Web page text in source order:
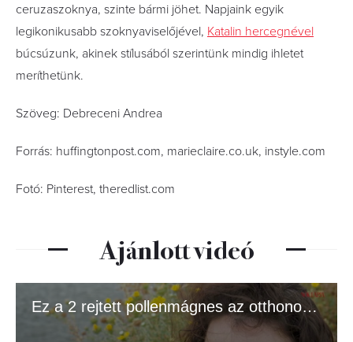
ceruzaszoknya, szinte bármi jöhet. Napjaink egyik
legikonikusabb szoknyaviselőjével, Katalin hercegnével
búcsúzunk, akinek stílusából szerintünk mindig ihletet
meríthetünk.
Szöveg: Debreceni Andrea
Forrás: huffingtonpost.com, marieclaire.co.uk, instyle.com
Fotó: Pinterest, theredlist.com
Ajánlott videó
Ez a 2 rejtett pollenmágnes az otthonodban súlyosbítja az allergiát